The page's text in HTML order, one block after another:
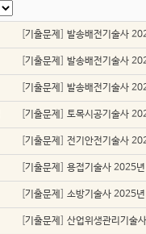
기출문제 발송배전기술사
기출문제 발송배전기술사
기출문제 발송배전기술사
기출문제 토목시공기술사
기출문제 전기안전기술사
기출문제 용접기술사 2025
기출문제 소방기술사 2025
기출문제 산업위생관리기술